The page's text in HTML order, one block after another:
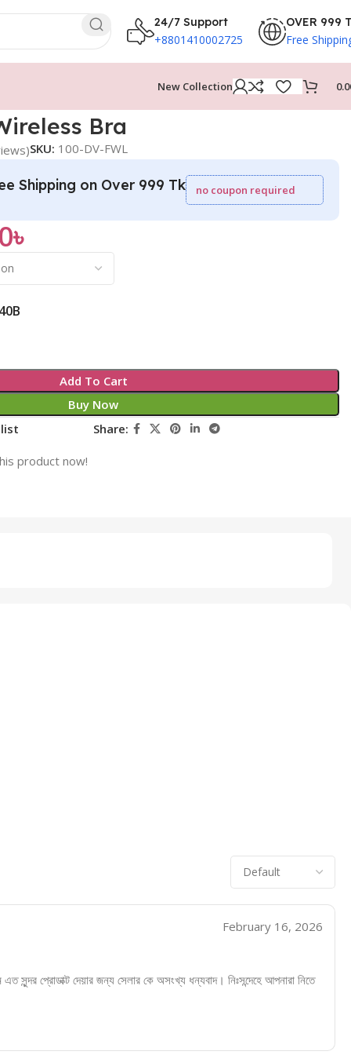
24/7 Support
+8801410002725
OVER 999
Free
New Collection
Bra
SKU: 100-DV-FWL
Shipping on Over 999 Tk no coupon required
৳
Add To Cart
Buy Now
Share:
product now!
February 16, 2026
সুন্দর প্রোডাক্ট দেয়ার জন্য সেলার কে অসংখ্য ধন্যবাদ। নিঃসন্দেহে আপনারা নিতে